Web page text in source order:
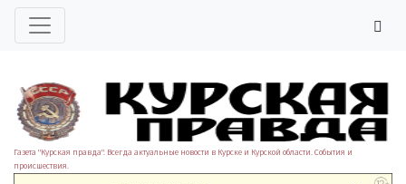
Газета "Курская правда". Всегда актуальные новости в Курске и Курской области. События и
происшествия.